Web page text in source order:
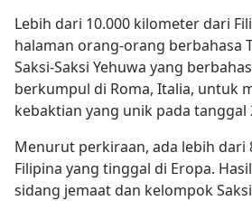
Lebih dari 10.000 kilometer dari
halaman orang-orang berbahasa
Saksi-Saksi Yehuwa yang
berkumpul di Roma, Italia, untuk
kebaktian yang unik pada tanggal
Menurut perkiraan, ada lebih dari
Filipina yang tinggal di Eropa.
sidang jemaat dan kelompok